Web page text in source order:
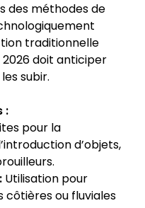
des méthodes de
traditionnelle
doit anticiper
subir.
:
pour la
d’objets,
Utilisation pour
côtières ou fluviales